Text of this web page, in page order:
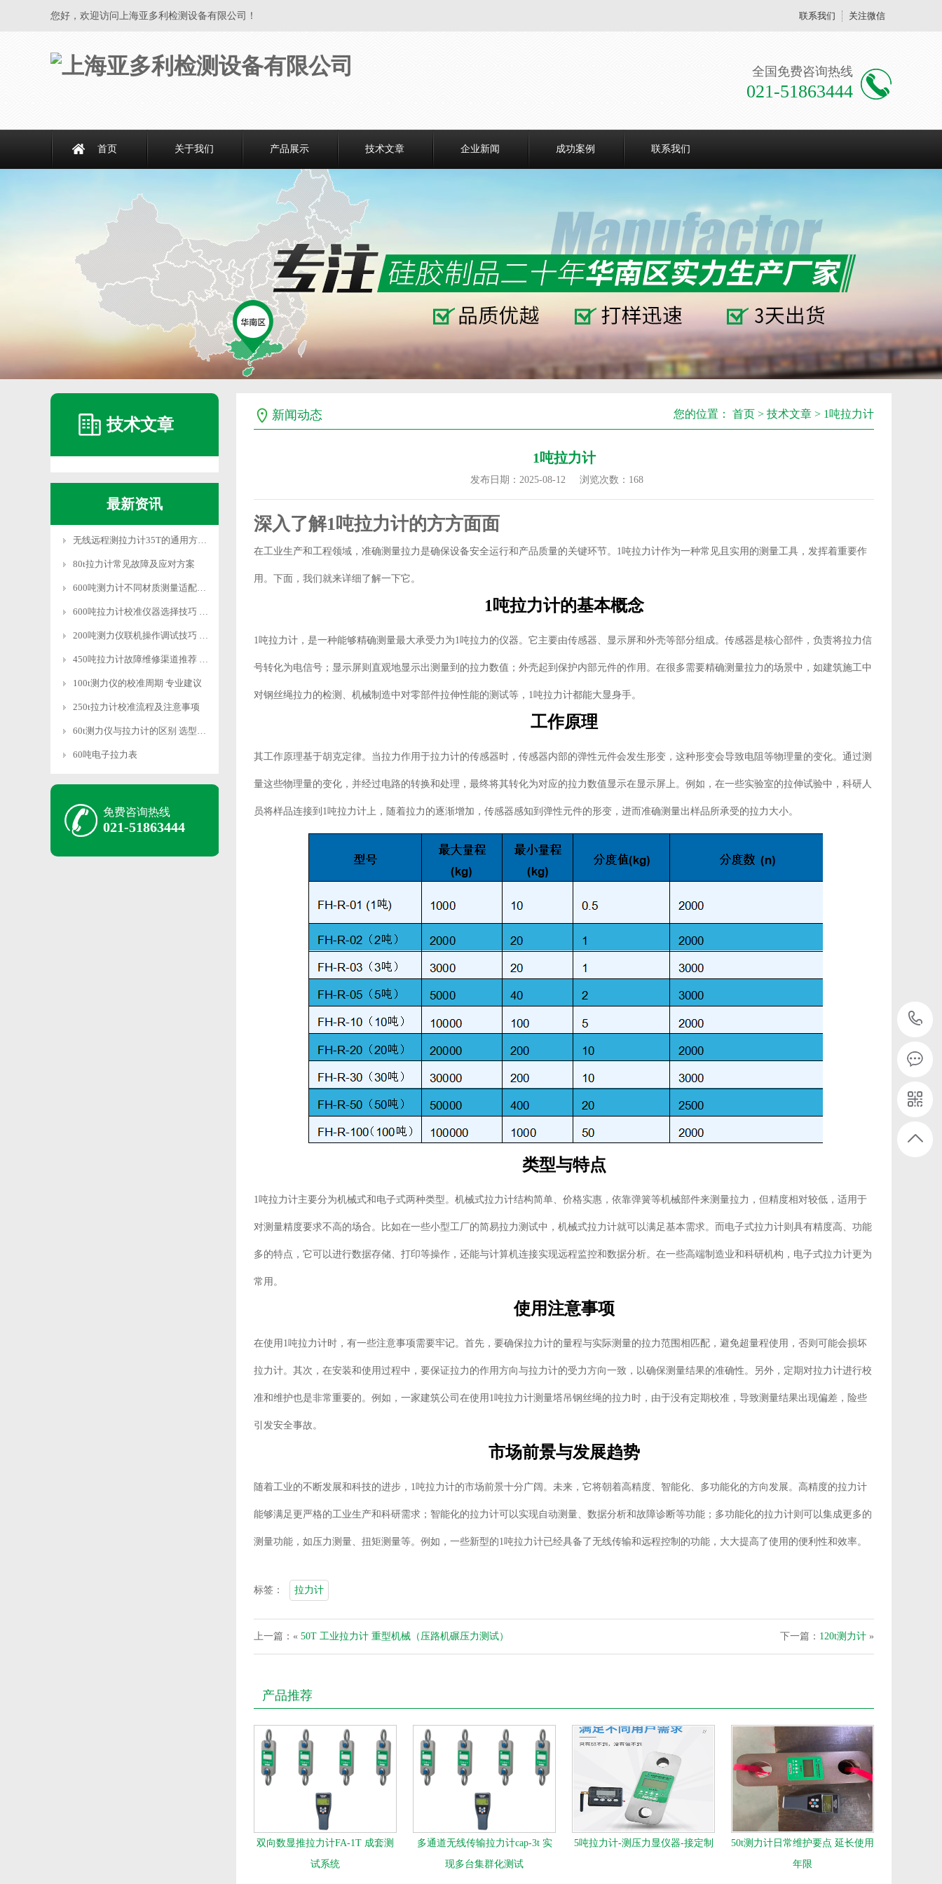
您好，欢迎访问上海亚多利检测设备有限公司！ 联系我们 关注微信
全国免费咨询热线
021-51863444
首页 关于我们 产品展示 技术文章 企业新闻 成功案例 联系我们
技术文章
最新资讯
无线远程测拉力计35T的通用方法和系统设置
80t拉力计常见故障及应对方案
600吨测力计不同材质测量适配技巧
600吨拉力计校准仪器选择技巧 适配需求
200吨测力仪联机操作调试技巧 快速适配
450吨拉力计故障维修渠道推荐 专业靠谱
100t测力仪的校准周期 专业建议
250t拉力计校准流程及注意事项
60t测力仪与拉力计的区别 选型指南
60吨电子拉力表
免费咨询热线
021-51863444
新闻动态 您的位置： 首页 > 技术文章 > 1吨拉力计
1吨拉力计
发布日期：2025-08-12 浏览次数： 168
深入了解1吨拉力计的方方面面
在工业生产和工程领域，准确测量拉力是确保设备安全运行和产品质量的关键环节。1吨拉力计作为一种常见且实用的测量工具，发挥着重要作
用。下面，我们就来详细了解一下它。
1吨拉力计的基本概念
1吨拉力计，是一种能够精确测量最大承受力为1吨拉力的仪器。它主要由传感器、显示屏和外壳等部分组成。传感器是核心部件，负责将拉力信
号转化为电信号；显示屏则直观地显示出测量到的拉力数值；外壳起到保护内部元件的作用。在很多需要精确测量拉力的场景中，如建筑施工中
对钢丝绳拉力的检测、机械制造中对零部件拉伸性能的测试等，1吨拉力计都能大显身手。
工作原理
其工作原理基于胡克定律。当拉力作用于拉力计的传感器时，传感器内部的弹性元件会发生形变，这种形变会导致电阻等物理量的变化。通过测
量这些物理量的变化，并经过电路的转换和处理，最终将其转化为对应的拉力数值显示在显示屏上。例如，在一些实验室的拉伸试验中，科研人
员将样品连接到1吨拉力计上，随着拉力的逐渐增加，传感器感知到弹性元件的形变，进而准确测量出样品所承受的拉力大小。
类型与特点
1吨拉力计主要分为机械式和电子式两种类型。机械式拉力计结构简单、价格实惠，依靠弹簧等机械部件来测量拉力，但精度相对较低，适用于
对测量精度要求不高的场合。比如在一些小型工厂的简易拉力测试中，机械式拉力计就可以满足基本需求。而电子式拉力计则具有精度高、功能
多的特点，它可以进行数据存储、打印等操作，还能与计算机连接实现远程监控和数据分析。在一些高端制造业和科研机构，电子式拉力计更为
常用。
使用注意事项
在使用1吨拉力计时，有一些注意事项需要牢记。首先，要确保拉力计的量程与实际测量的拉力范围相匹配，避免超量程使用，否则可能会损坏
拉力计。其次，在安装和使用过程中，要保证拉力的作用方向与拉力计的受力方向一致，以确保测量结果的准确性。另外，定期对拉力计进行校
准和维护也是非常重要的。例如，一家建筑公司在使用1吨拉力计测量塔吊钢丝绳的拉力时，由于没有定期校准，导致测量结果出现偏差，险些
引发安全事故。
市场前景与发展趋势
随着工业的不断发展和科技的进步，1吨拉力计的市场前景十分广阔。未来，它将朝着高精度、智能化、多功能化的方向发展。高精度的拉力计
能够满足更严格的工业生产和科研需求；智能化的拉力计可以实现自动测量、数据分析和故障诊断等功能；多功能化的拉力计则可以集成更多的
测量功能，如压力测量、扭矩测量等。例如，一些新型的1吨拉力计已经具备了无线传输和远程控制的功能，大大提高了使用的便利性和效率。
标签： 拉力计
上一篇：« 50T 工业拉力计 重型机械（压路机碾压力测试） 下一篇： 120t测力计 »
产品推荐
双向数显推拉力计FA-1T 成套测
试系统
多通道无线传输拉力计cap-3t 实
现多台集群化测试
5吨拉力计-测压力显仪器-接定制
50t测力计日常维护要点 延长使用
年限